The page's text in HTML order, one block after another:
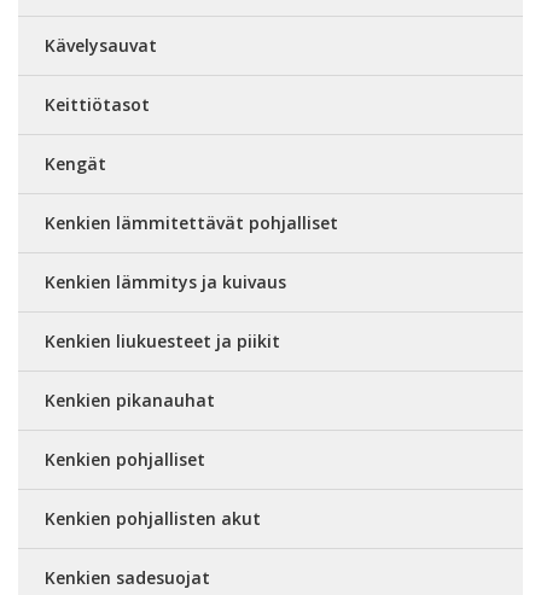
Kävelysauvat
Keittiötasot
Kengät
Kenkien lämmitettävät pohjalliset
Kenkien lämmitys ja kuivaus
Kenkien liukuesteet ja piikit
Kenkien pikanauhat
Kenkien pohjalliset
Kenkien pohjallisten akut
Kenkien sadesuojat